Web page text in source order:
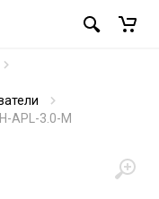
APL-3.0-M